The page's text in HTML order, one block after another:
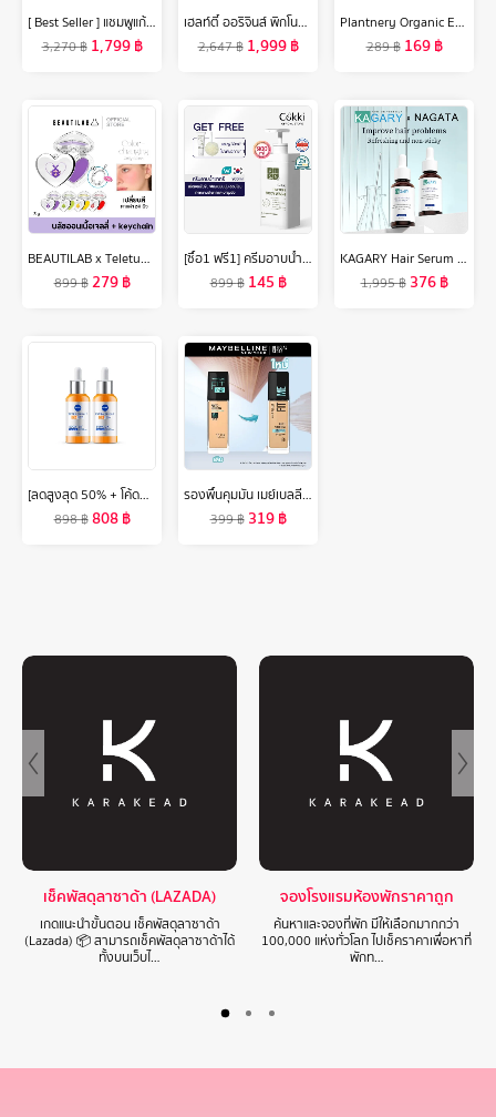
[ Best Seller ] แชมพูแก้ผมร่วง แทงกีโมรี สูตรจินจิ Daeng Gi Meo Ri JINGI Shampoo/Treatment ช่วยบำรุงผมให้หนานุ่ม (DJ)
3,270฿ 1,799฿
เฮลท์ตี้ ออริจินส์ พิกโนจินอล 30 mg แคปซูล Healthy Origins Pycnogenol French Marine Pine Bark สารสกัดเปลือกสนฝรั่งเศส /กินร่วมกับ แอสต้าแซนทีน คอลลาเจน ถังเช่า กลูต้า ลูทีน ไลโคปีน ขมิ้นชัน วิตามินซี
2,647฿ 1,999฿
Plantnery Organic Extra Light Fluid Sunscreen SPF50+ PA++++
289฿ 169฿
BEAUTILAB x Teletubbies Color-changing Jelly Blush บลัชออนเนื้อเจลลี่ เปลี่ยนสีตามค่า pH คอลเลคชั่น เทเลทับบีส์
899฿279฿
[ซื้อ1 ฟรี1] ครีมอาบน้ำ Cokki BODY CLEANSER 900mlX2 เจลอาบน้ำสูตรอ่อนโยน เพิ่มความชุ่มชื้น พีเอช 5.5 ที ทรี เจลอาบน้ำ
899฿ 145 ฿
KAGARY Hair Serum Multi-Peptide Serum For Hair Density 30ml เซรั่ม ลดผมร่วง เพิ่มผมใหม่ บำรุงผม เซรั่มบำรุงผม
1,995฿ 376฿
[ลดสูงสุด 50% + โค้ดลดเพิ่ม 20%]นีเวีย เอ็กซ์ตร้า ไบรท์ ซี แอนด์ ไฮยา วิตามิน แอนตี้-สปอตเซรั่ม 30 มล. 2 ชิ้น NIVEA
898฿808฿
รองพื้นคุมมัน เมย์เบลลีน ฟิต มี แมท แอนด์ พอร์เลส 30 มล.MAYBELLINE FIT ME MATTE AND PORELESS LIQUID FOUNDATION 30 ML.(เครื่องสำอาง,รองพื้น,ครีมรองพื้น,เนื้อแมท)
399฿ 319฿
เช็คพัสดุลาซาด้า (LAZADA)
เกดแนะนำขั้นตอน เช็คพัสดุลาซาด้า
(Lazada) 📦 สามารถเช็คพัสดุลาซาด้าได้
ทั้งบนเว็บไ…
จองโรงแรมห้องพักราคาถูก
ค้นหาและจองที่พัก มีให้เลือกมากกว่า
100,000 แห่งทั่วโลก ไปเช็คราคาเพื่อหาที่
พักท…